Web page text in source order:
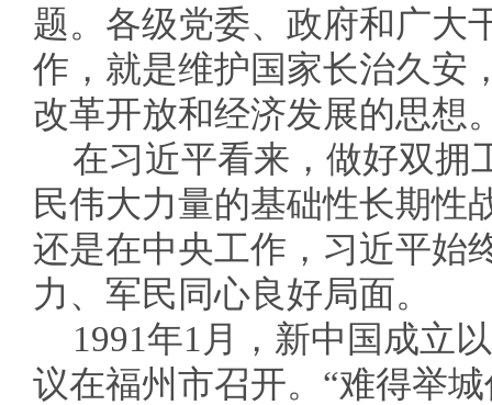
题。各级党委、政府和广大
作，就是维护国家长治久安
改革开放和经济发展的思想
在习近平看来，做好双拥
民伟大力量的基础性长期性
还是在中央工作，习近平始
力、军民同心良好局面。
1991年1月，新中国成立
议在福州市召开。“难得举